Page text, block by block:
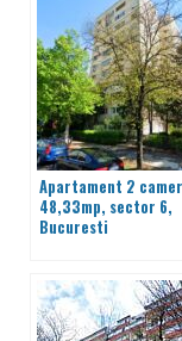
Apartament 2
48,33mp, sector 6,
Bucuresti